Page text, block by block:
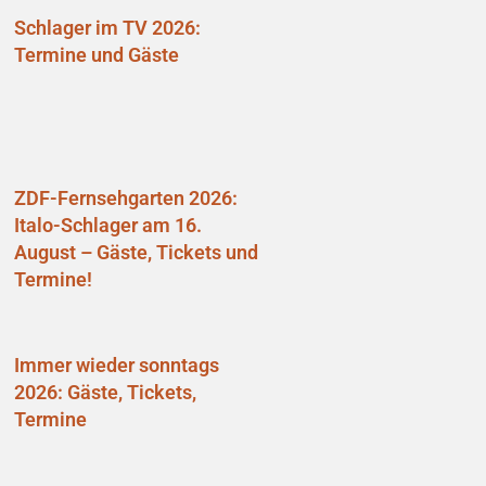
Schlager im TV 2026:
Termine und Gäste
ZDF-Fernsehgarten 2026:
Italo-Schlager am 16.
August – Gäste, Tickets und
Termine!
Immer wieder sonntags
2026: Gäste, Tickets,
Termine